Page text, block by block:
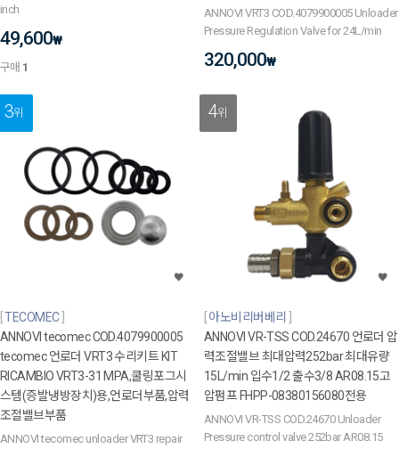
inch
49,600₩
구매 1
ANNOVI VRT3 COD.4079900005 Unloader
Pressure Regulation Valve for 24L/min
320,000₩
3위
TECOMEC
ANNOVI tecomec COD.4079900005
tecomec 언로더 VRT3 수리키트 KIT
RICAMBIO VRT3-31 MPA,쿨링포그시
스템(증발냉방장치)용,언로더부품,압력
조절밸브부품
ANNOVI tecomec unloader VRT3 repair
4위
아노비리버베리
ANNOVI VR-TSS COD.24670 언로더 압
력조절밸브 최대압력252bar 최대유량
15L/min 입수1/2 출수3/8 AR08.15고
압펌프 FHPP-08380156080전용
ANNOVI VR-TSS COD.24670 Unloader
Pressure control valve 252bar AR08.15